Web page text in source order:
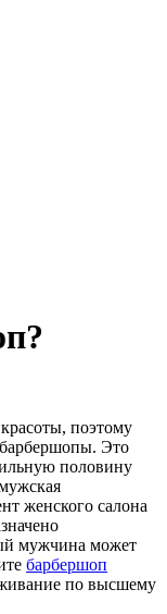
поэтому
Это
половину
женского салона
мужчина может
барбершоп
по высшему